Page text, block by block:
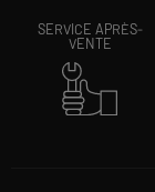
SERVICE APRÈS-
VENTE